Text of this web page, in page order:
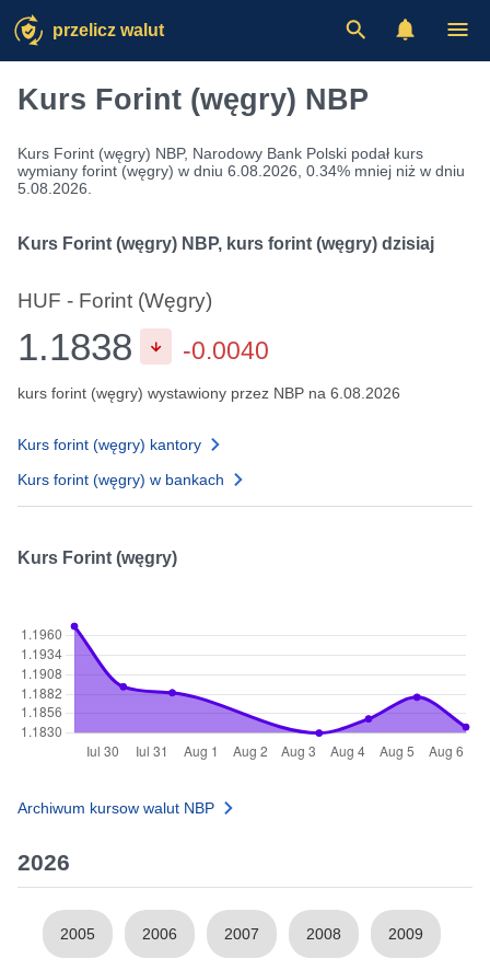
przelicz walut
Kurs Forint (węgry) NBP
Kurs Forint (węgry) NBP, Narodowy Bank Polski podał kurs
wymiany forint (węgry) w dniu 6.08.2026, 0.34% mniej niż w dniu
5.08.2026.
Kurs Forint (węgry) NBP, kurs forint (węgry) dzisiaj
HUF - Forint (Węgry)
1.1838 -0.0040
kurs forint (węgry) wystawiony przez NBP na 6.08.2026
Kurs forint (węgry) kantory
Kurs forint (węgry) w bankach
Kurs Forint (węgry)
Archiwum kursow walut NBP
2026
2005 2006 2007 2008 2009